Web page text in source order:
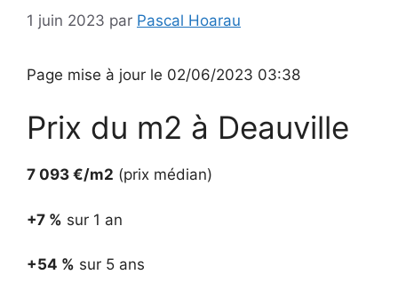
1 juin 2023 par Pascal Hoarau
Page mise à jour le 02/06/2023 03:38
Prix du m2 à Deauville
7 093 €/m2 (prix médian)
+7 % sur 1 an
+54 % sur 5 ans